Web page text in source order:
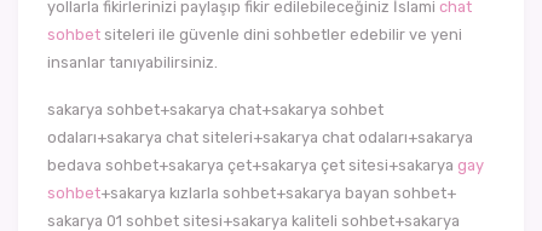
yollarla fikirlerinizi paylaşıp fikir edilebileceğiniz İslami chat
sohbet siteleri ile güvenle dini sohbetler edebilir ve yeni
insanlar tanıyabilirsiniz.
sakarya sohbet+sakarya chat+sakarya sohbet
odaları+sakarya chat siteleri+sakarya chat odaları+sakarya
bedava sohbet+sakarya çet+sakarya çet sitesi+sakarya gay
sohbet+sakarya kızlarla sohbet+sakarya bayan sohbet+
sakarya 01 sohbet sitesi+sakarya kaliteli sohbet+sakarya